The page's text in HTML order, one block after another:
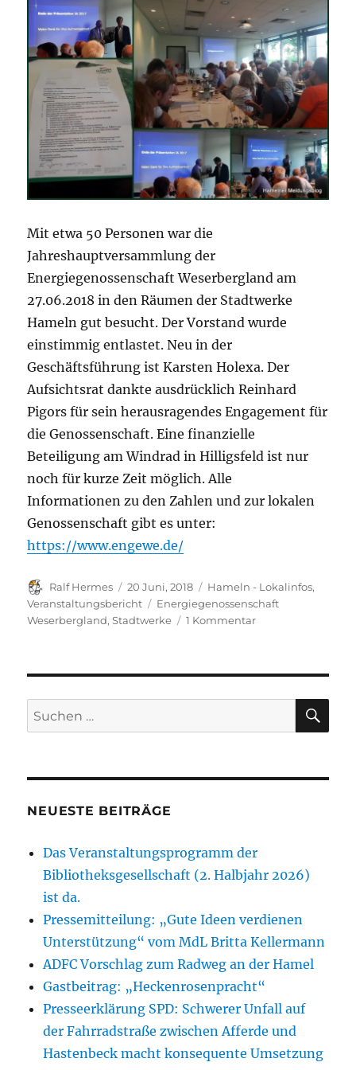
Mit etwa 50 Personen war die
Jahreshauptversammlung der
Energiegenossenschaft Weserbergland am
27.06.2018 in den Räumen der Stadtwerke
Hameln gut besucht. Der Vorstand wurde
einstimmig entlastet. Neu in der
Geschäftsführung ist Karsten Holexa. Der
Aufsichtsrat dankte ausdrücklich Reinhard
Pigors für sein herausragendes Engagement für
die Genossenschaft. Eine finanzielle
Beteiligung am Windrad in Hilligsfeld ist nur
noch für kurze Zeit möglich. Alle
Informationen zu den Zahlen und zur lokalen
Genossenschaft gibt es unter:
https://www.engewe.de/
Autor
Ralf Hermes
Veröffentlicht
am
20 Juni, 2018 Kategorien
Hameln - Lokalinfos,
Veranstaltungsbericht
Schlagwörter
Energiegenossenschaft
Weserbergland,Stadtwerke 1 Kommentarzu
Suchen
nach:
NEUESTE BEITRÄGE
Das Veranstaltungsprogramm der
Bibliotheksgesellschaft (2. Halbjahr 2026)
ist da.
Pressemitteilung: „Gute Ideen verdienen
Unterstützung“ vom MdL Britta Kellermann
ADFC Vorschlag zum Radweg an der Hamel
Gastbeitrag: „Heckenrosenpracht“
Presseerklärung SPD: Schwerer Unfall auf
der Fahrradstraße zwischen Afferde und
Hastenbeck macht konsequente Umsetzung